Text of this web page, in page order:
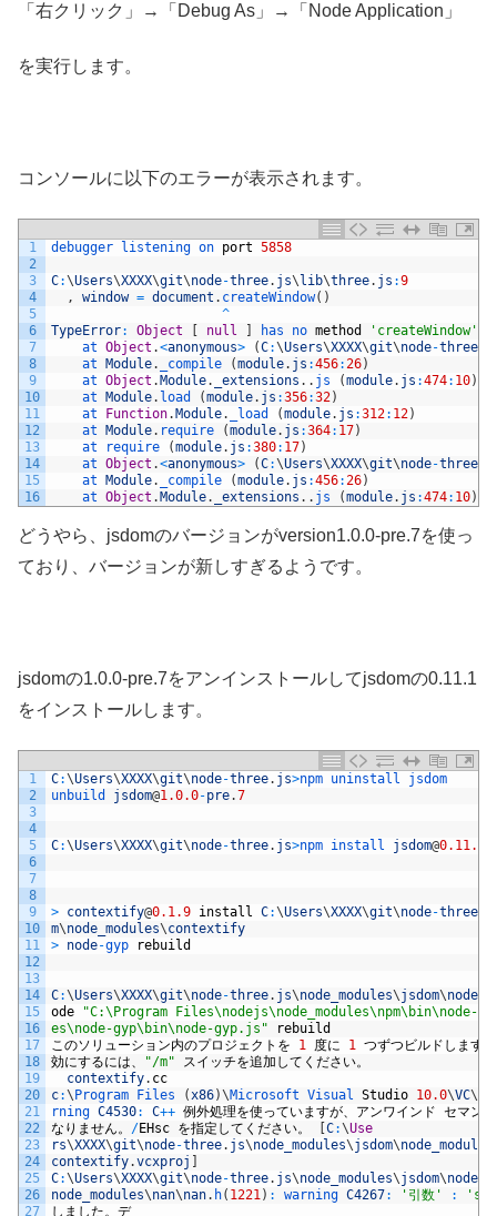
「右クリック」→「Debug As」→「Node Application」
を実行します。
コンソールに以下のエラーが表示されます。
1
2
3
4
5
6
7
8
9
10
11
12
13
14
15
16
debugger listening on port 5858
C:\Users\XXXX\git\node-three. js\ lib\three. js :9
,
window = document . createWindow( )
^
TypeError: Object null has no method
'createWindow'
at Object .<anonymous> (C:\Users\XXXX\git\node-three
at Module. _compile (module. js :456:26)
at Object . Module. _extensions . . js (module. js :474: 10)
at Module. load (module. js :356:32)
at
Function. Module. _load (module. js :312: 12)
at Module. require (module. js :364: 17)
at
require (module. js :380: 17)
at Object .<anonymous> (C:\Users\XXXX\git\node-three
at Module. _compile (module. js :456:26)
at Object . Module. _extensions . . js (module. js :474: 10)
どうやら、jsdomのバージョンがversion1.0.0-pre.7を使っ
ており、バージョンが新しすぎるようです。
jsdomの1.0.0-pre.7をアンインストールしてjsdomの0.11.1
をインストールします。
1
2
3
4
5
6
7
8
9
10
11
12
13
14
15
16
17
18
19
20
21
22
23
24
25
26
27
C:\Users\XXXX\git\node-three. js>npm uninstall jsdom
unbuild jsdom@1.0.0-pre.7
C:\Users\XXXX\git\node-three. js>npm install jsdom@0.11.1
> contextify@0.1.9 install C:\Users\XXXX\git\node-three
m\node_modules\contextify
> node-gyp rebuild
C:\Users\XXXX\git\node-three. js\node_modules\jsdom\
ode
"C:\Program
es\node-gyp\bin\node-gyp.js"
rebuild
このソリューション内のプロジェクトを
1 度に 1 つずつビルドします
効にするには、
"/m"
スイッチを追加してください。
contextify. cc
c:\ Program Files (x86)\Microsoft Visual Studio 10.0\VC\
rning C4530: C++ 例外処理を使っていますが、アンワインド セマン
なりません。 /EHsc を指定してください。 C:\Use
rs\XXXX\git\node-three. js\node_modules\jsdom\node_modules
contextify.vcxproj
C:\Users\XXXX\git\node-three. js\node_modules\jsdom\
node_modules\nan\nan. h( 1221) : warning C4267: '引数' :
しました。デ